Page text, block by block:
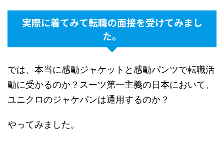
実際に着てみて転職の面接を受けてみまし
た。
では、本当に感動ジャケットと感動パンツで転職活
動に受かるのか？スーツ第一主義の日本において、
ユニクロのジャケパンは通用するのか？
やってみました。